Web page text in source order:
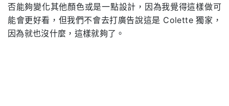
否能夠變化其他顏色或是一點設計，因為我覺得這樣做可
能會更好看，但我們不會去打廣告說這是 Colette 獨家，
因為就也沒什麼，這樣就夠了。